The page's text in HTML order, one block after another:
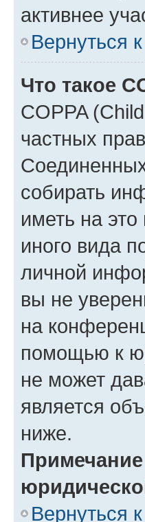
активнее
Вернуться
Что такое
COPPA
частных
собирать
иметь на
иного вида
личной
вы не
на
помощью к
не может
является
ниже.
Вернуться